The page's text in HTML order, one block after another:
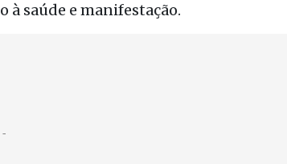
saúde e manifestação.